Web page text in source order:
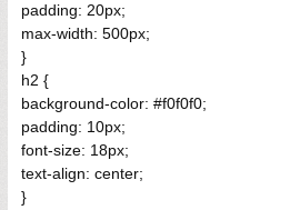
padding: 20px;
max-width: 500px;
}
h2 {
background-color: #f0f0f0;
padding: 10px;
font-size: 18px;
text-align: center;
}